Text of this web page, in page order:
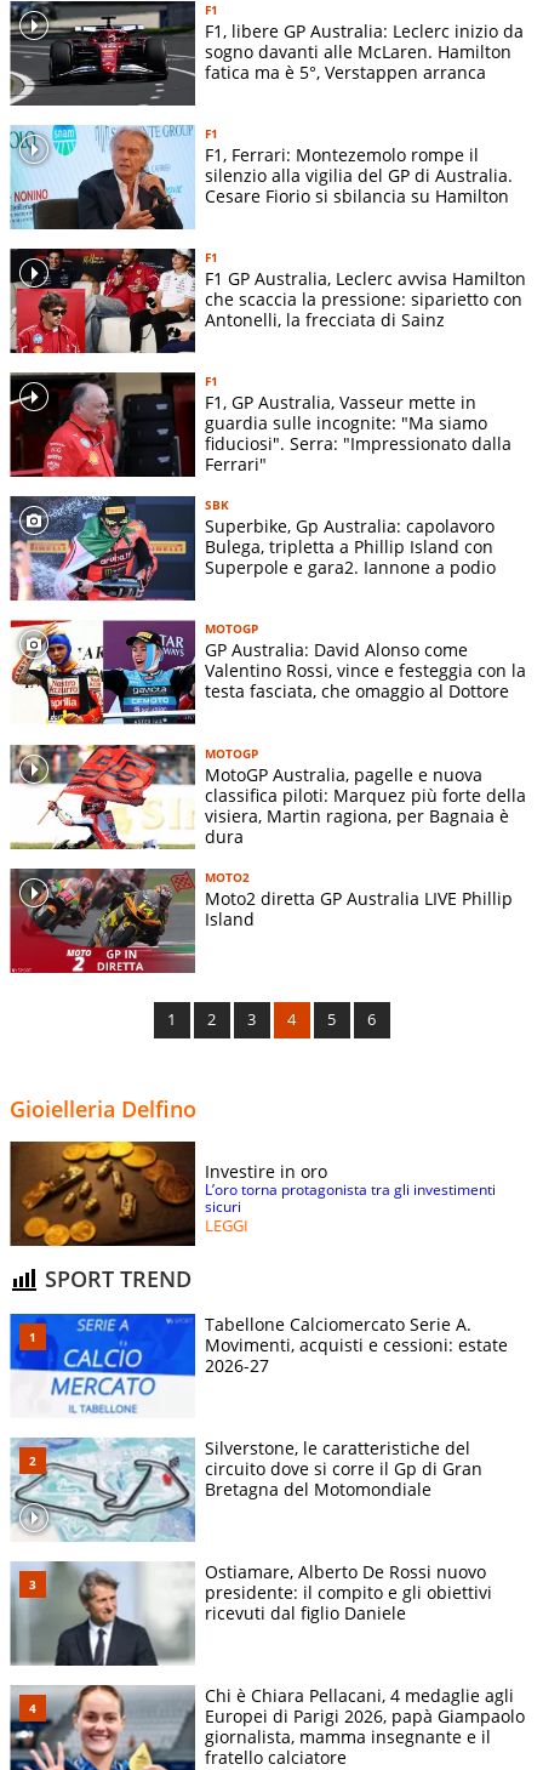
F1
F1, libere GP Australia: Leclerc inizio da
sogno davanti alle McLaren. Hamilton
fatica ma è 5°, Verstappen arranca
F1
F1, Ferrari: Montezemolo rompe il
silenzio alla vigilia del GP di Australia.
Cesare Fiorio si sbilancia su Hamilton
F1
F1 GP Australia, Leclerc avvisa Hamilton
che scaccia la pressione: siparietto con
Antonelli, la frecciata di Sainz
F1
F1, GP Australia, Vasseur mette in
guardia sulle incognite: "Ma siamo
fiduciosi". Serra: "Impressionato dalla
Ferrari"
SBK
Superbike, Gp Australia: capolavoro
Bulega, tripletta a Phillip Island con
Superpole e gara2. Iannone a podio
MOTOGP
GP Australia: David Alonso come
Valentino Rossi, vince e festeggia con la
testa fasciata, che omaggio al Dottore
MOTOGP
MotoGP Australia, pagelle e nuova
classifica piloti: Marquez più forte della
visiera, Martin ragiona, per Bagnaia è
dura
MOTO2
Moto2 diretta GP Australia LIVE Phillip
Island
1 2 3 4 5 6
Gioielleria Delfino
Investire in oro
L’oro torna protagonista tra gli investimenti
sicuri
LEGGI
SPORT TREND
Tabellone Calciomercato Serie A.
Movimenti, acquisti e cessioni: estate
2026-27
Silverstone, le caratteristiche del
circuito dove si corre il Gp di Gran
Bretagna del Motomondiale
Ostiamare, Alberto De Rossi nuovo
presidente: il compito e gli obiettivi
ricevuti dal figlio Daniele
Chi è Chiara Pellacani, 4 medaglie agli
Europei di Parigi 2026, papà Giampaolo
giornalista, mamma insegnante e il
fratello calciatore